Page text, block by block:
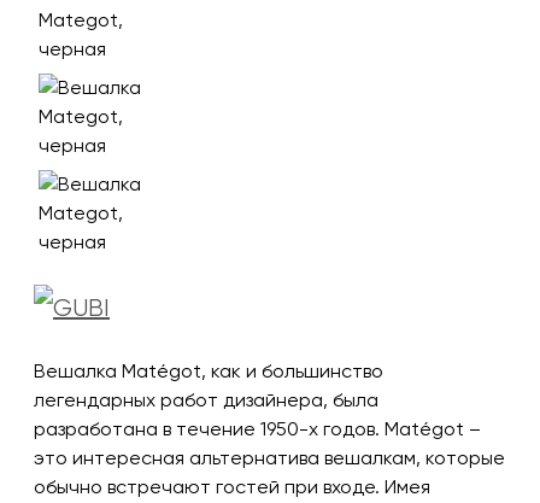
Вешалка Matégot, как и большинство
легендарных работ дизайнера, была
разработана в течение 1950-х годов. Matégot –
это интересная альтернатива вешалкам, которые
обычно встречают гостей при входе. Имея